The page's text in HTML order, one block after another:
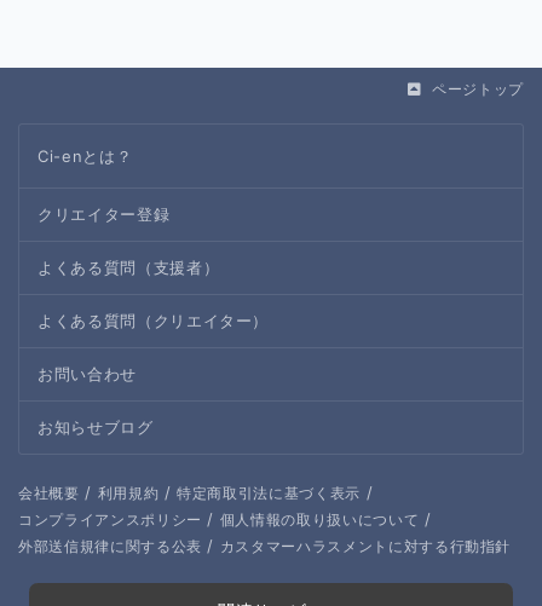
ページトップ
Ci-enとは？
クリエイター登録
よくある質問（支援者）
よくある質問（クリエイター）
お問い合わせ
お知らせブログ
会社概要 / 利用規約 / 特定商取引法に基づく表示 /
コンプライアンスポリシー / 個人情報の取り扱いについて /
外部送信規律に関する公表 / カスタマーハラスメントに対する行動指針